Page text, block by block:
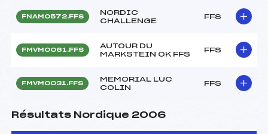
FNAM0572.FFS
NORDIC
CHALLENGE
FFS
FMVM0061.FFS
AUTOUR DU
MARKSTEIN OK FFS
FFS
FMVM0031.FFS
MEMORIAL LUC
COLIN
FFS
Résultats Nordique 2006